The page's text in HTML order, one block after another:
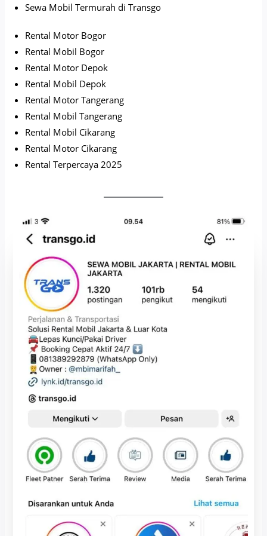
Sewa Mobil Termurah di Transgo
Rental Motor Bogor
Rental Mobil Bogor
Rental Motor Depok
Rental Mobil Depok
Rental Motor Tangerang
Rental Mobil Tangerang
Rental Mobil Cikarang
Rental Motor Cikarang
Rental Terpercaya 2025